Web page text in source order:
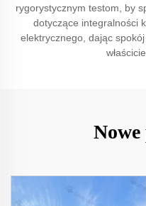
rygorystycznym testom, by
dotyczące integralności
elektrycznego, dając